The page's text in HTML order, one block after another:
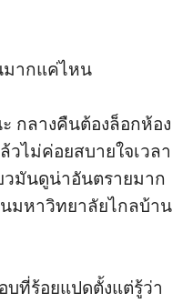
มากแค่ไหน
กลางคืนต้องล็อกห้อง
ไม่ค่อยสบายใจเวลา
มันดูน่าอันตรายมาก
นมหาวิทยาลัยไกลบ้าน
ที่ร้อยแปดตั้งแต่รู้ว่า